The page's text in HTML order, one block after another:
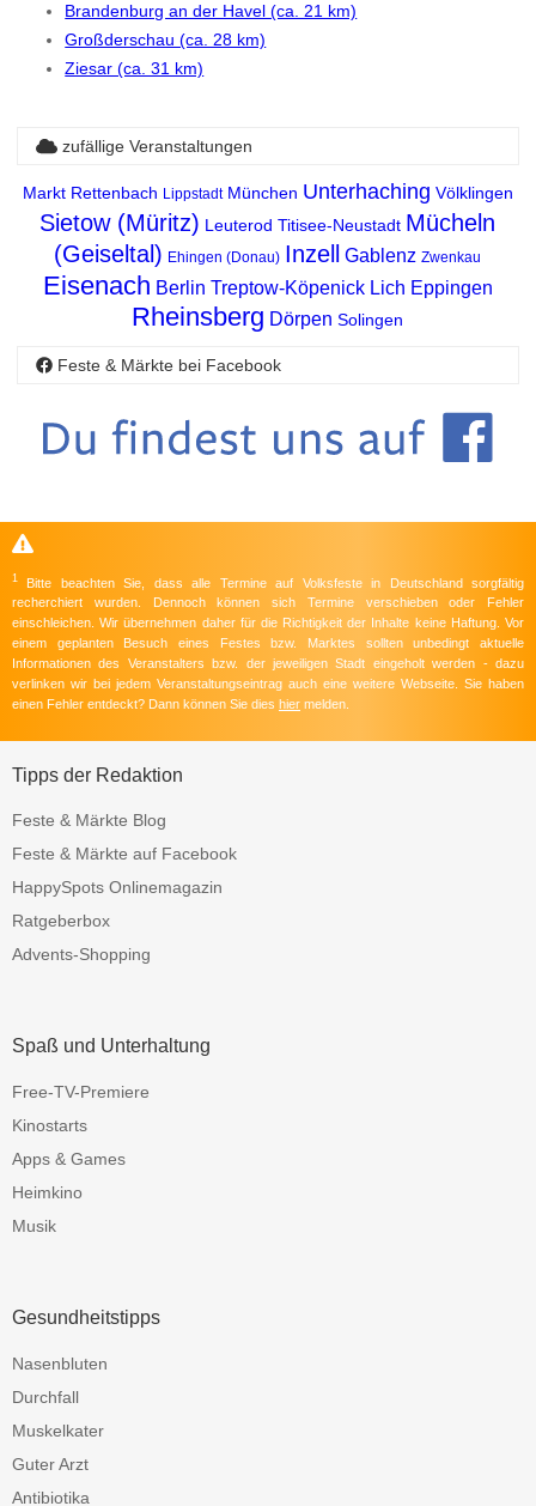
Brandenburg an der Havel (ca. 21 km)
Großderschau (ca. 28 km)
Ziesar (ca. 31 km)
zufällige Veranstaltungen
Markt Rettenbach Lippstadt München Unterhaching Völklingen
Sietow (Müritz) Leuterod Titisee-Neustadt Mücheln
(Geiseltal) Ehingen (Donau) Inzell Gablenz Zwenkau
Eisenach Berlin Treptow-Köpenick Lich Eppingen
Rheinsberg Dörpen Solingen
Feste & Märkte bei Facebook
1
Bitte beachten Sie, dass alle Termine auf Volksfeste in Deutschland sorgfältig
recherchiert wurden. Dennoch können sich Termine verschieben oder Fehler
einschleichen. Wir übernehmen daher für die Richtigkeit der Inhalte keine Haftung. Vor
einem geplanten Besuch eines Festes bzw. Marktes sollten unbedingt aktuelle
Informationen des Veranstalters bzw. der jeweiligen Stadt eingeholt werden - dazu
verlinken wir bei jedem Veranstaltungseintrag auch eine weitere Webseite. Sie haben
einen Fehler entdeckt? Dann können Sie dies hier melden.
Tipps der Redaktion
Feste & Märkte Blog
Feste & Märkte auf Facebook
HappySpots Onlinemagazin
Ratgeberbox
Advents-Shopping
Spaß und Unterhaltung
Free-TV-Premiere
Kinostarts
Apps & Games
Heimkino
Musik
Gesundheitstipps
Nasenbluten
Durchfall
Muskelkater
Guter Arzt
Antibiotika